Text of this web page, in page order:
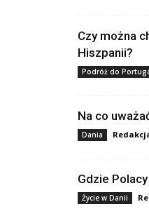
Czy można
Hiszpanii?
Podróż do
Na co
Dania
Gdzie
Życie w Danii